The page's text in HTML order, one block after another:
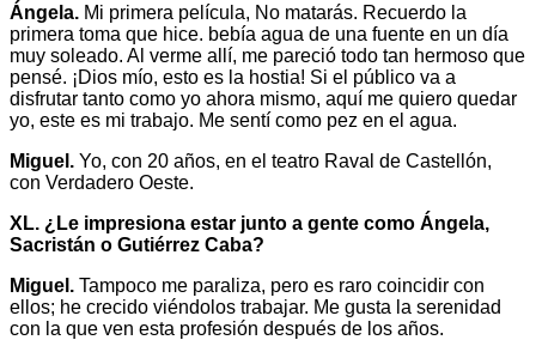
Ángela. Mi primera película, No matarás. Recuerdo la
primera toma que hice. bebía agua de una fuente en un día
muy soleado. Al verme allí, me pareció todo tan hermoso que
pensé. ¡Dios mío, esto es la hostia! Si el público va a
disfrutar tanto como yo ahora mismo, aquí me quiero quedar
yo, este es mi trabajo. Me sentí como pez en el agua.
Miguel. Yo, con 20 años, en el teatro Raval de Castellón,
con Verdadero Oeste.
XL. ¿Le impresiona estar junto a gente como Ángela,
Sacristán o Gutiérrez Caba?
Miguel. Tampoco me paraliza, pero es raro coincidir con
ellos; he crecido viéndolos trabajar. Me gusta la serenidad
con la que ven esta profesión después de los años.